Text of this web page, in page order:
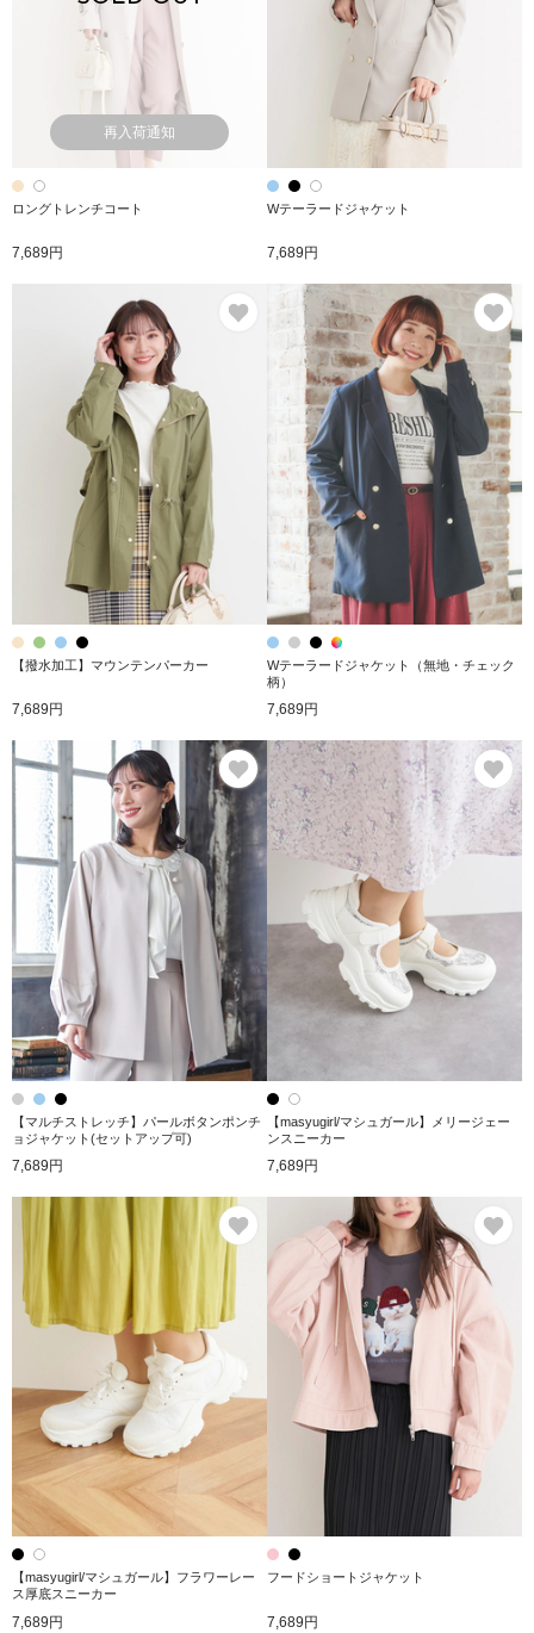
再入荷通知
ロングトレンチコート
7,689円
Wテーラードジャケット
7,689円
お気に入り
【撥水加工】マウンテンパーカー
7,689円
Wテーラードジャケット（無地・チェック
柄）
7,689円
お気に入り
【マルチストレッチ】パールボタンポンチ
ョジャケット(セットアップ可)
7,689円
【masyugirl/マシュガール】メリージェー
ンスニーカー
7,689円
【masyugirl/マシュガール】フラワーレー
ス厚底スニーカー
7,689円
フードショートジャケット
7,689円